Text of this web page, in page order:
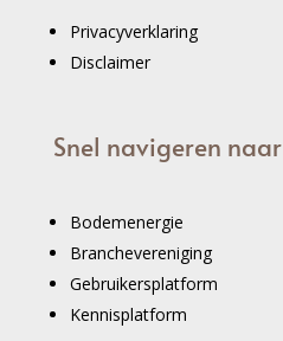
Privacyverklaring
Disclaimer
Snel navigeren naar
Bodemenergie
Branchevereniging
Gebruikersplatform
Kennisplatform